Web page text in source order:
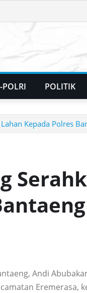
POLITIK
Kepada Polres
Andi
Eremerasa,